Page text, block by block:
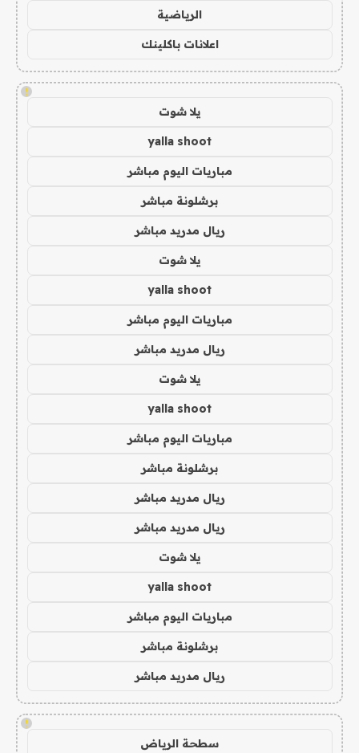
الرياضية
اعلانات باكلينك
!
يلا شوت
yalla shoot
مباريات اليوم مباشر
برشلونة مباشر
ريال مدريد مباشر
يلا شوت
yalla shoot
مباريات اليوم مباشر
ريال مدريد مباشر
يلا شوت
yalla shoot
مباريات اليوم مباشر
برشلونة مباشر
ريال مدريد مباشر
ريال مدريد مباشر
يلا شوت
yalla shoot
مباريات اليوم مباشر
برشلونة مباشر
ريال مدريد مباشر
!
سطحة الرياض